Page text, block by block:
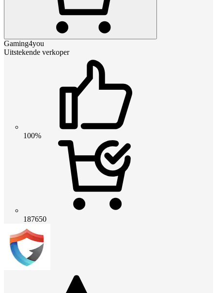
Gaming4you
Uitstekende verkoper
100%
187650